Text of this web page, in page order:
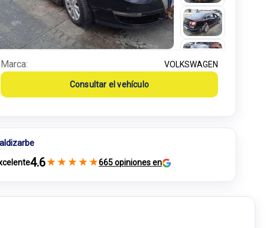
Marca: VOLKSWAGEN
Consultar el vehículo
4.6★ ★ ★ ★ ★665 opiniones en